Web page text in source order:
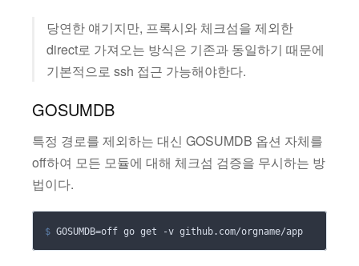
당연한 얘기지만, 프록시와 체크섬을 제외한
direct로 가져오는 방식은 기존과 동일하기 때문에
기본적으로 ssh 접근 가능해야한다.
GOSUMDB
특정 경로를 제외하는 대신 GOSUMDB 옵션 자체를
off하여 모든 모듈에 대해 체크섬 검증을 무시하는 방
법이다.
$ GOSUMDB=off go get -v github.com/orgname/app